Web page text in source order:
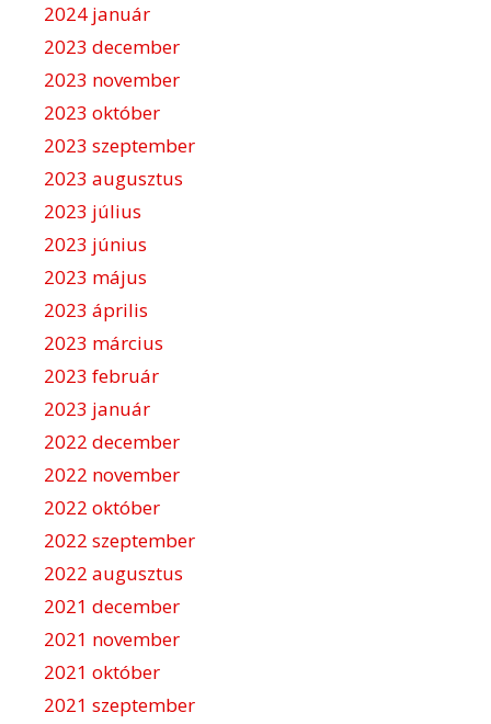
2024 január
2023 december
2023 november
2023 október
2023 szeptember
2023 augusztus
2023 július
2023 június
2023 május
2023 április
2023 március
2023 február
2023 január
2022 december
2022 november
2022 október
2022 szeptember
2022 augusztus
2021 december
2021 november
2021 október
2021 szeptember